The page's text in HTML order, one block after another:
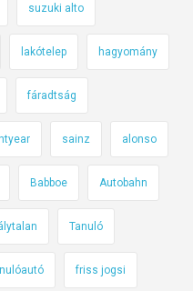
suzuki alto
lakótelep hagyomány
fáradtság
sainz alonso
Babboe Autobahn
Tanuló
friss jogsi